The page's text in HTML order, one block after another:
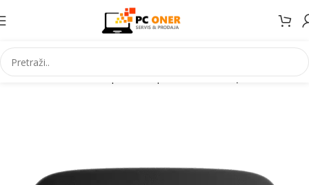
Elektronika Televizori i prateca oprema Ostala oprema za TV